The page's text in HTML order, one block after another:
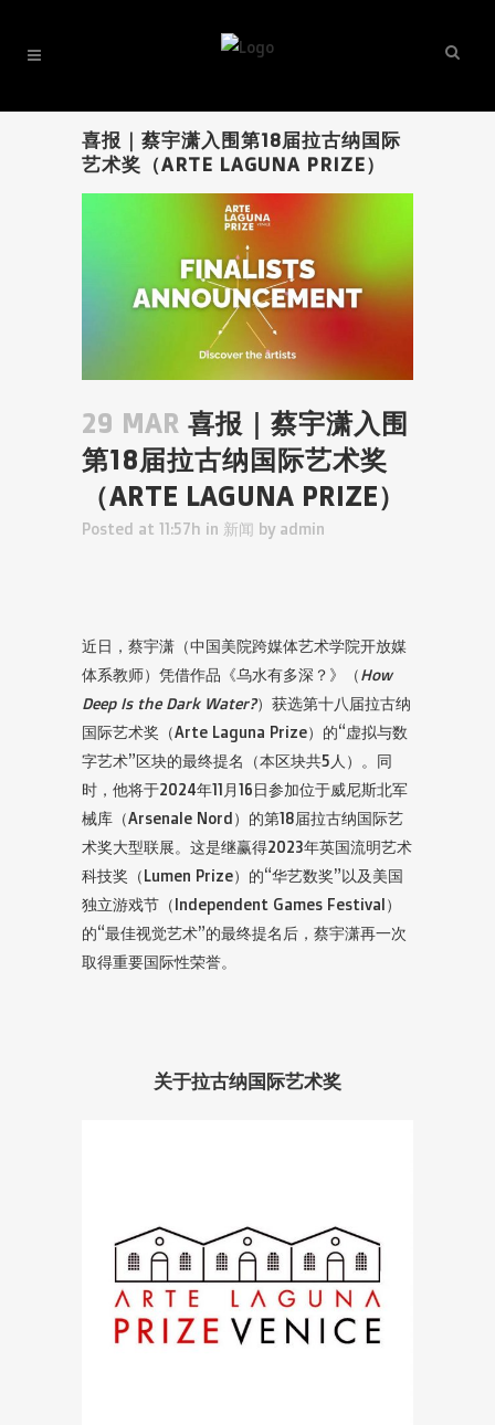
喜报｜蔡宇潇入围第18届拉古纳国际
艺术奖（ARTE LAGUNA PRIZE）
29 MAR 喜报｜蔡宇潇入围
第18届拉古纳国际艺术奖
（ARTE LAGUNA PRIZE）
Posted at 11:57h in 新闻 by admin
近日，蔡宇潇（中国美院跨媒体艺术学院开放媒
体系教师）凭借作品《乌水有多深？》（How
Deep Is the Dark Water?）获选第十八届拉古纳
国际艺术奖（Arte Laguna Prize）的“虚拟与数
字艺术”区块的最终提名（本区块共5人）。同
时，他将于2024年11月16日参加位于威尼斯北军
械库（Arsenale Nord）的第18届拉古纳国际艺
术奖大型联展。这是继赢得2023年英国流明艺术
科技奖（Lumen Prize）的“华艺数奖”以及美国
独立游戏节（Independent Games Festival）
的“最佳视觉艺术”的最终提名后，蔡宇潇再一次
取得重要国际性荣誉。
关于拉古纳国际艺术奖